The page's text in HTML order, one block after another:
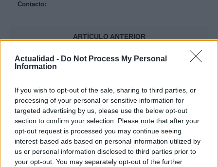
Actualidad - Do Not Process My Personal
Information
If you wish to opt-out of the sale, sharing to third parties, or
processing of your personal or sensitive information for
targeted advertising by us, please use the below opt-out
section to confirm your selection. Please note that after your
opt-out request is processed you may continue seeing
interest-based ads based on personal information utilized by
us or personal information disclosed to third parties prior to
your opt-out. You may separately opt-out of the further
Contacto:
ARTÍCULO ANTERIOR
Más leídos
CRÓNICA